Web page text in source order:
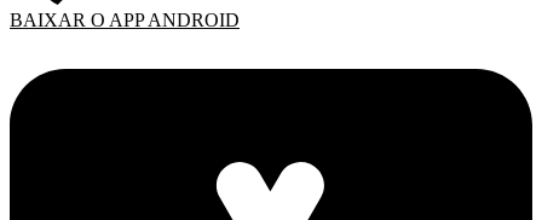
BAIXAR O APP ANDROID